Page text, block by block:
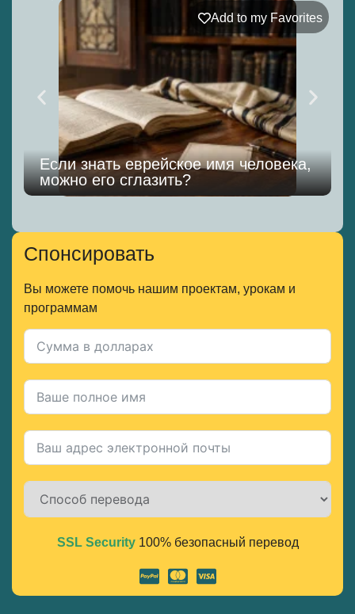
Add to my Favorites
Если знать еврейское имя человека,
можно его сглазить?
Спонсировать
Вы можете помочь нашим проектам, урокам и
программам
Alternative:
SSL Security100% безопасный перевод